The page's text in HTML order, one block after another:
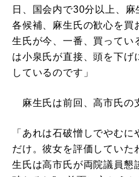
日、国会内で30分以上、麻
各候補、麻生氏の歓心を買
生氏が今、一番、買ってい
は小泉氏が直接、頭を下げ
しているのです」
麻生氏は前回、高市氏の
「あれは石破憎しでやむ
だけ。彼女を評価していた
生氏は高市氏が両院議員懇